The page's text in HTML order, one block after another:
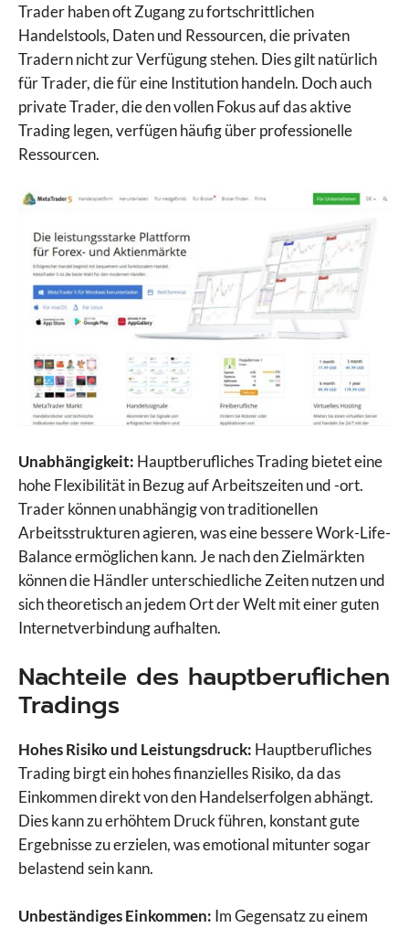
Trader haben oft Zugang zu fortschrittlichen
Handelstools, Daten und Ressourcen, die privaten
Tradern nicht zur Verfügung stehen. Dies gilt natürlich
für Trader, die für eine Institution handeln. Doch auch
private Trader, die den vollen Fokus auf das aktive
Trading legen, verfügen häufig über professionelle
Ressourcen.
Unabhängigkeit: Hauptberufliches Trading bietet eine
hohe Flexibilität in Bezug auf Arbeitszeiten und -ort.
Trader können unabhängig von traditionellen
Arbeitsstrukturen agieren, was eine bessere Work-Life-
Balance ermöglichen kann. Je nach den Zielmärkten
können die Händler unterschiedliche Zeiten nutzen und
sich theoretisch an jedem Ort der Welt mit einer guten
Internetverbindung aufhalten.
Nachteile des hauptberuflichen
Tradings
Hohes Risiko und Leistungsdruck: Hauptberufliches
Trading birgt ein hohes finanzielles Risiko, da das
Einkommen direkt von den Handelserfolgen abhängt.
Dies kann zu erhöhtem Druck führen, konstant gute
Ergebnisse zu erzielen, was emotional mitunter sogar
belastend sein kann.
Unbeständiges Einkommen: Im Gegensatz zu einem